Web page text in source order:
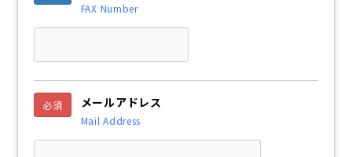
FAX Number
必須 メールアドレス
Mail Address